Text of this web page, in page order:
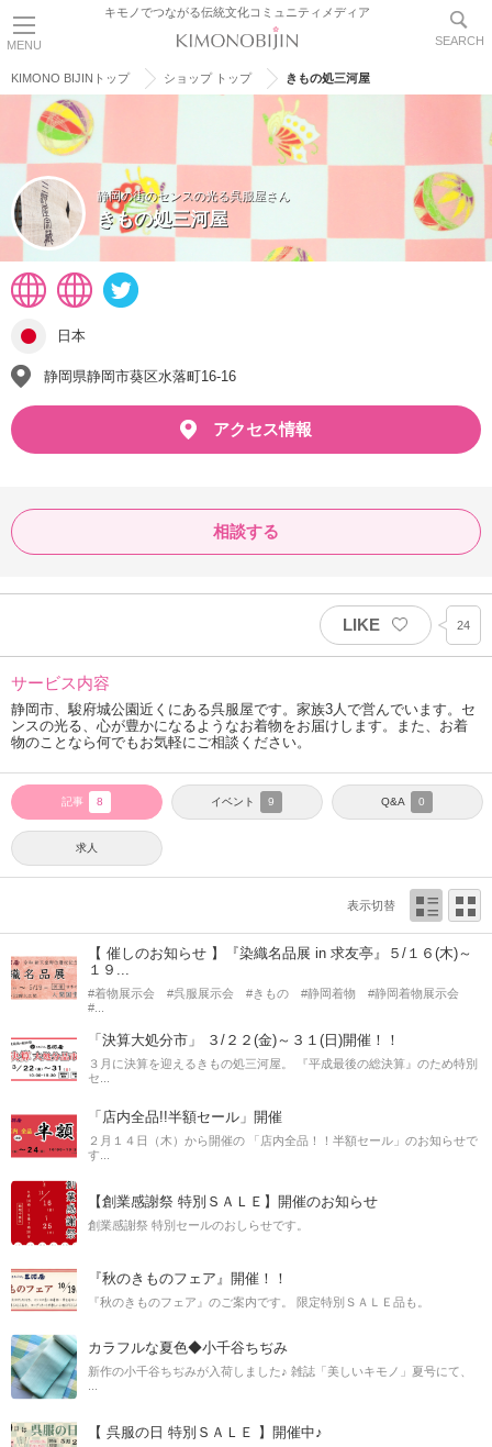
KIMONO BIJINトップ ショップ トップ きもの処三河屋
静岡の街のセンスの光る呉服屋さん
きもの処三河屋
日本
静岡県静岡市葵区水落町16-16
アクセス情報
相談する
LIKE 24
サービス内容
静岡市、駿府城公園近くにある呉服屋です。家族3人で営んでいます。セ
ンスの光る、心が豊かになるようなお着物をお届けします。また、お着
物のことなら何でもお気軽にご相談ください。
記事 8 イベント 9 Q&A 0
求人
表示切替
【 催しのお知らせ 】『染織名品展 in 求友亭』５/１６(木)～
１９...
#着物展示会 #呉服展示会 #きもの #静岡着物 #静岡着物展示会
#...
「決算大処分市」 ３/２２(金)～３１(日)開催！！
３月に決算を迎えるきもの処三河屋。 『平成最後の総決算』のため特別
セ...
「店内全品!!半額セール」開催
２月１４日（木）から開催の 「店内全品！！半額セール」のお知らせで
す...
【創業感謝祭 特別ＳＡＬＥ】開催のお知らせ
創業感謝祭 特別セールのおしらせです。
『秋のきものフェア』開催！！
『秋のきものフェア』のご案内です。 限定特別ＳＡＬＥ品も。
カラフルな夏色◆小千谷ちぢみ
新作の小千谷ちぢみが入荷しました♪ 雑誌「美しいキモノ」夏号にて、
【 呉服の日 特別ＳＡＬＥ 】開催中♪
MENU
キモノでつながる伝統文化コミュニティメディア
SEARCH